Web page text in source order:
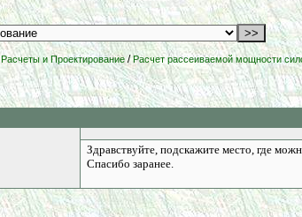
Расчеты и Проектирование/Расчет рассеиваемой мощности
Здравствуйте, подскажите место, где
Спасибо заранее.